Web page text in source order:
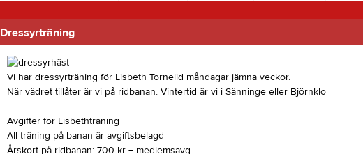
Dressyrträning
Vi har dressyrträning för Lisbeth Tornelid måndagar jämna veckor.
När vädret tillåter är vi på ridbanan. Vintertid är vi i Sänninge eller Björnklo
Avgifter för Lisbethträning
All träning på banan är avgiftsbelagd
Årskort på ridbanan: 700 kr + medlemsavg.